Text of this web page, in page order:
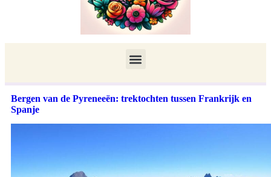
Bergen van de Pyreneeën: trektochten tussen Frankrijk en
Spanje